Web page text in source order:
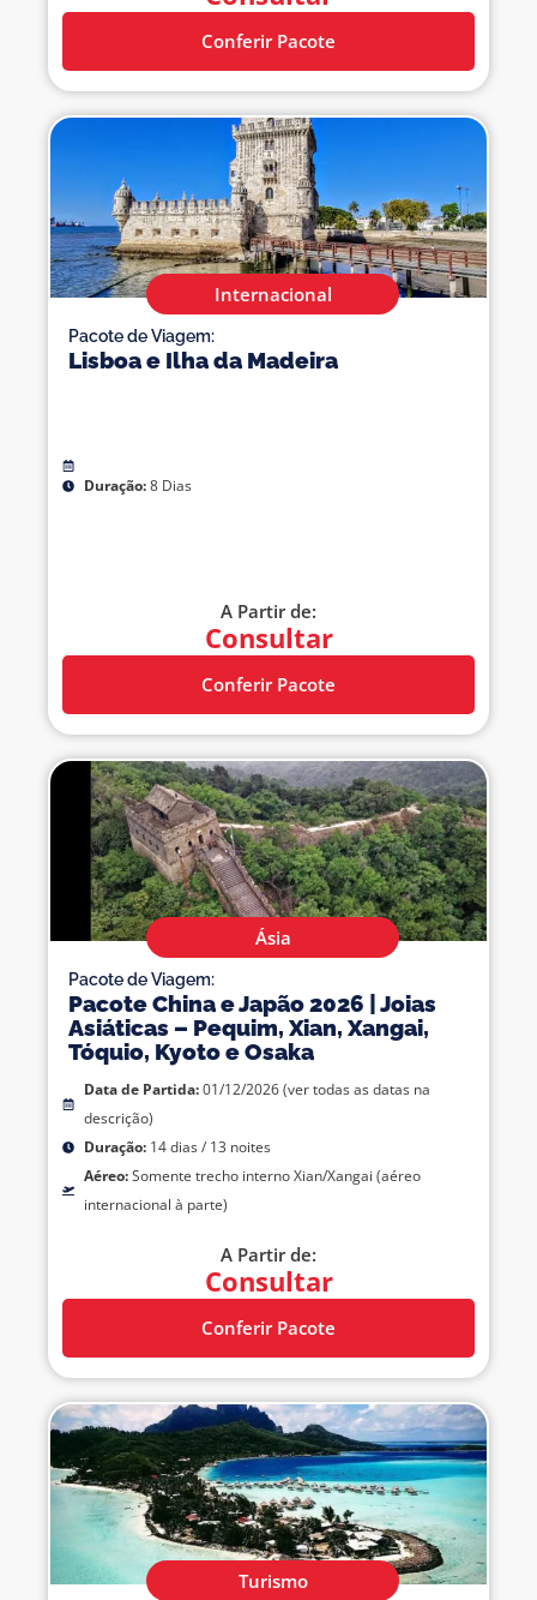
Conferir Pacote
Internacional
Pacote de Viagem:
Lisboa e Ilha da Madeira
Duração:8 Dias
A Partir de:
Consultar
Conferir Pacote
Ásia
Pacote de Viagem:
Pacote China e Japão 2026 | Joias
Asiáticas – Pequim, Xian, Xangai,
Tóquio, Kyoto e Osaka
Data de Partida:01/12/2026 (ver todas as datas na
descrição)
Duração: 14 dias / 13 noites
Aéreo:Somente trecho interno Xian/Xangai (aéreo
internacional à parte)
A Partir de:
Consultar
Conferir Pacote
Turismo